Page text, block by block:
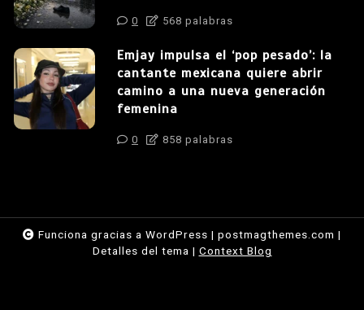
0 568 palabras
Emjay impulsa el ‘pop pesado’: la
cantante mexicana quiere abrir
camino a una nueva generación
femenina
0 858 palabras
Funciona gracias a WordPress | postmagthemes.com |
Detalles del tema | Context Blog